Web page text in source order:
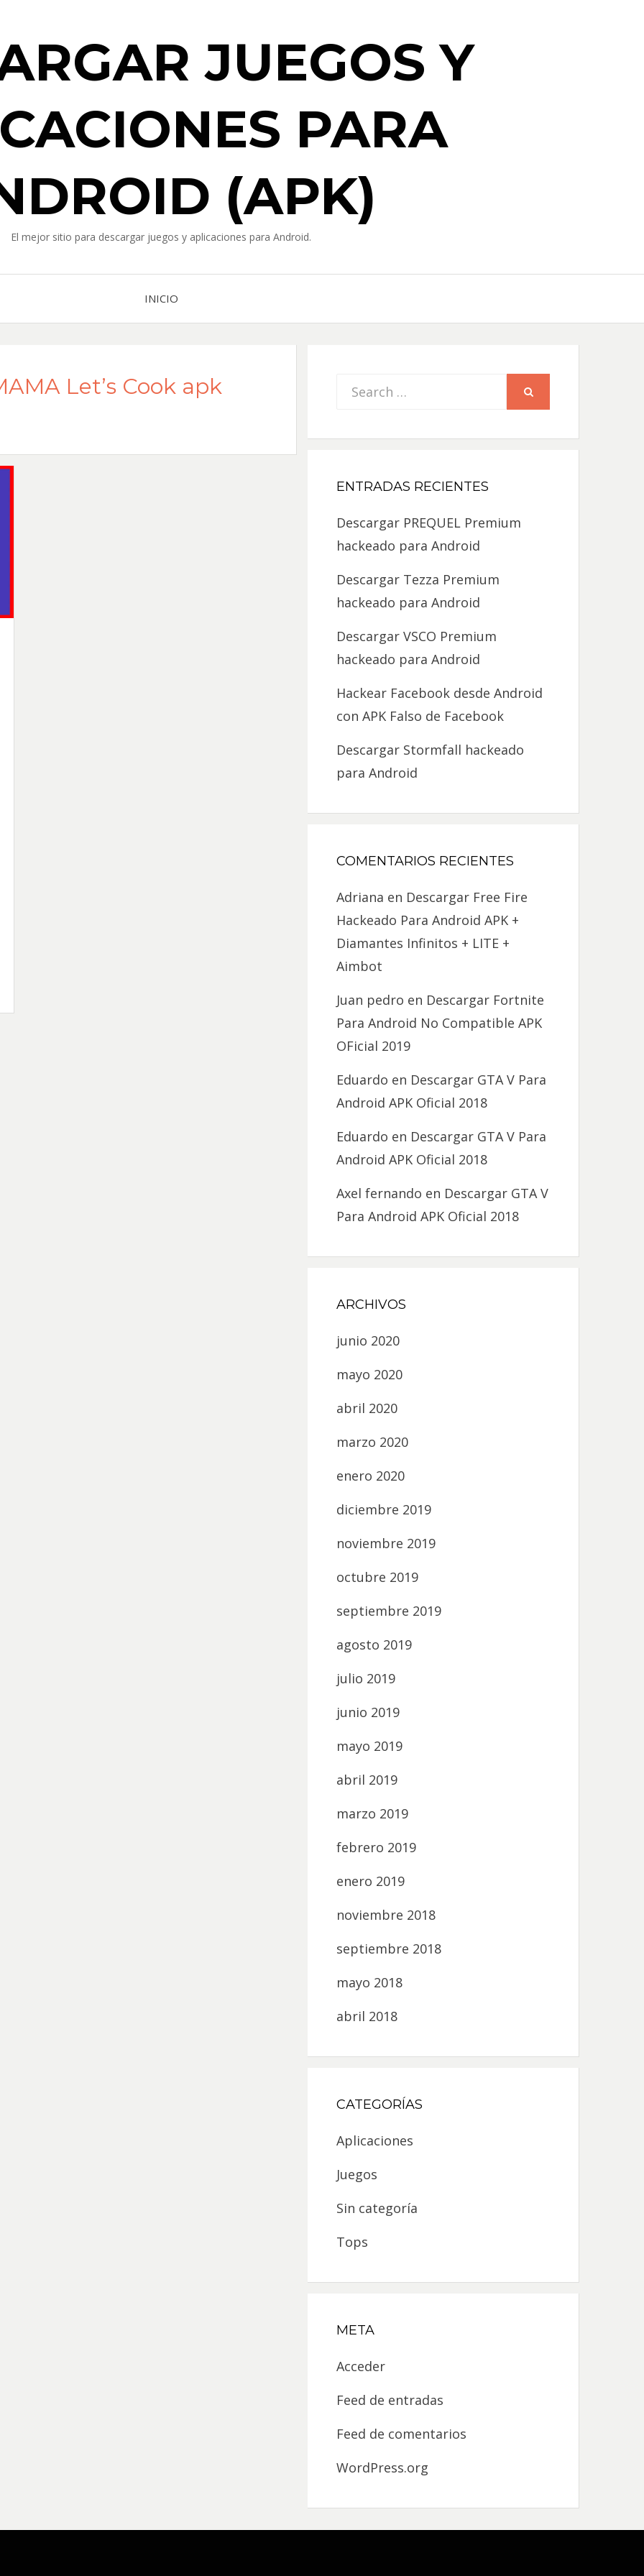
JUEGOS Y
PARA
(APK)
El mejor sitio para descargar juegos y aplicaciones para Android.
INICIO
Let’s Cook apk
Search
ENTRADAS RECIENTES
Descargar PREQUEL Premium
hackeado para Android
Descargar Tezza Premium
hackeado para Android
Descargar VSCO Premium
hackeado para Android
Hackear Facebook desde Android
con APK Falso de Facebook
Descargar Stormfall hackeado
para Android
COMENTARIOS RECIENTES
Adriana en Descargar Free Fire
Hackeado Para Android APK +
Diamantes Infinitos + LITE +
Aimbot
Juan pedro en Descargar Fortnite
Para Android No Compatible APK
OFicial 2019
Eduardo en Descargar GTA V Para
Android APK Oficial 2018
Eduardo en Descargar GTA V Para
Android APK Oficial 2018
Axel fernando en Descargar GTA V
Para Android APK Oficial 2018
ARCHIVOS
junio 2020
mayo 2020
abril 2020
marzo 2020
enero 2020
diciembre 2019
noviembre 2019
octubre 2019
septiembre 2019
agosto 2019
julio 2019
junio 2019
mayo 2019
abril 2019
marzo 2019
febrero 2019
enero 2019
noviembre 2018
septiembre 2018
mayo 2018
abril 2018
CATEGORÍAS
Aplicaciones
Juegos
Sin categoría
Tops
META
Acceder
Feed de entradas
Feed de comentarios
WordPress.org